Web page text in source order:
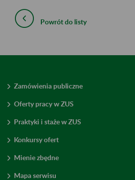
Powrót do listy
Zamówienia publiczne
Oferty pracy w ZUS
Praktyki i staże w ZUS
Konkursy ofert
Mienie zbędne
Mapa serwisu